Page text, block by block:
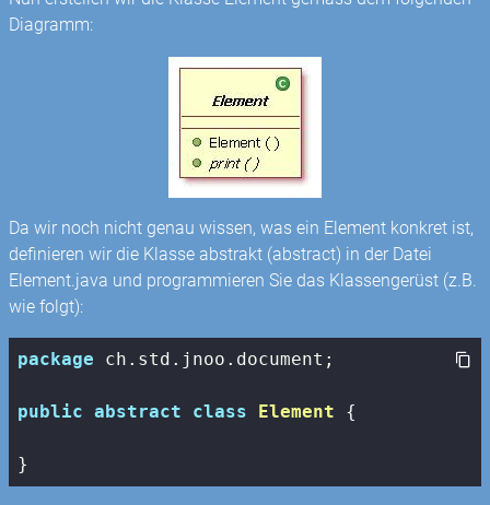
Diagramm:
Da wir noch nicht genau wissen, was ein Element konkret ist,
definieren wir die Klasse abstrakt (abstract) in der Datei
Element.java und programmieren Sie das Klassengerüst (z.B.
wie folgt):
package ch.std.jnoo.document;
public abstract class Element {
}